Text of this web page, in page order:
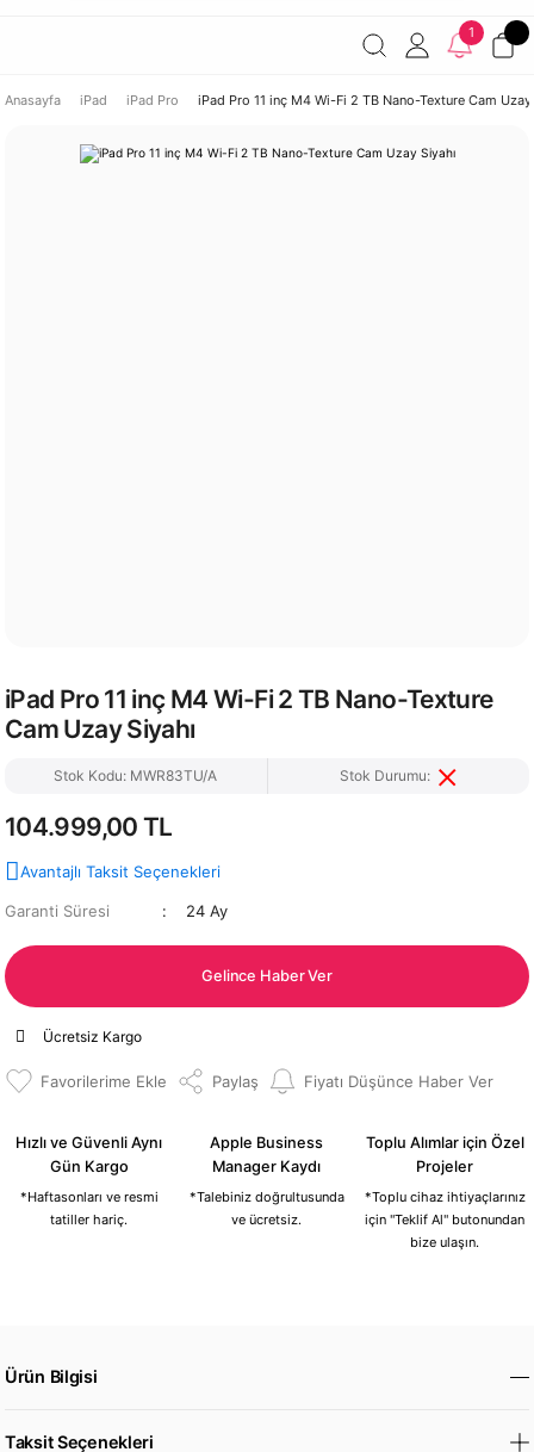
7000 TL ve üzeri
Şirketinize ait cihazları JAMF ile
1
Anasayfa iPad iPad Pro iPad Pro 11 inç M4 Wi-Fi 2 TB Nano-Texture Cam Uzay
iPad Pro 11 inç M4 Wi-Fi 2 TB Nano-Texture
Cam Uzay Siyahı
Stok Kodu: MWR83TU/A Stok Durumu:
104.999,00 TL
Avantajlı Taksit Seçenekleri
Garanti Süresi 24 Ay
Gelince Haber Ver
Ücretsiz Kargo
Paylaş Fiyatı Düşünce Haber Ver
Hızlı ve Güvenli Aynı
Gün Kargo
*Haftasonları ve resmi
tatiller hariç.
Apple Business
Manager Kaydı
*Talebiniz doğrultusunda
ve ücretsiz.
Toplu Alımlar için Özel
Projeler
*Toplu cihaz ihtiyaçlarınız
için "Teklif Al" butonundan
bize ulaşın.
Ürün Bilgisi
Taksit Seçenekleri